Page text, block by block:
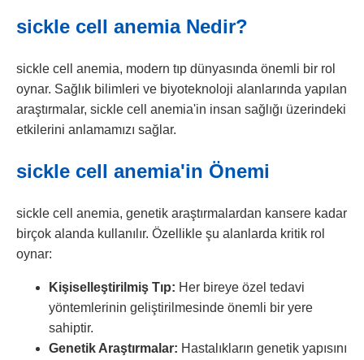
sickle cell anemia Nedir?
sickle cell anemia, modern tıp dünyasında önemli bir rol
oynar. Sağlık bilimleri ve biyoteknoloji alanlarında yapılan
araştırmalar, sickle cell anemia'in insan sağlığı üzerindeki
etkilerini anlamamızı sağlar.
sickle cell anemia'in Önemi
sickle cell anemia, genetik araştırmalardan kansere kadar
birçok alanda kullanılır. Özellikle şu alanlarda kritik rol
oynar:
Kişiselleştirilmiş Tıp: Her bireye özel tedavi
yöntemlerinin geliştirilmesinde önemli bir yere
sahiptir.
Genetik Araştırmalar: Hastalıkların genetik yapısını